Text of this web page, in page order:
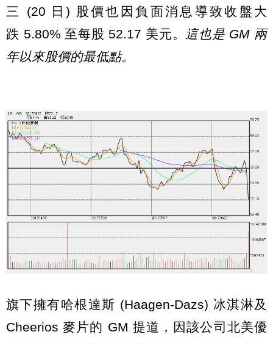
三 (20 日) 股價也因負面消息導致收盤大
跌 5.80% 至每股 52.17 美元。
這也是 GM 兩
年以來股價的最低點。
旗下擁有哈根達斯 (Haagen-Dazs) 冰淇淋及
Cheerios 麥片的 GM 提道，因該公司北美優